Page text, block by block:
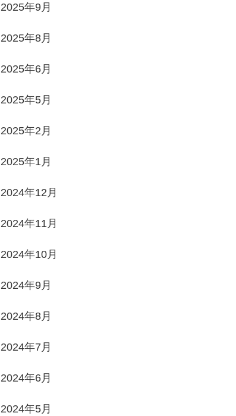
2025年9月
2025年8月
2025年6月
2025年5月
2025年2月
2025年1月
2024年12月
2024年11月
2024年10月
2024年9月
2024年8月
2024年7月
2024年6月
2024年5月